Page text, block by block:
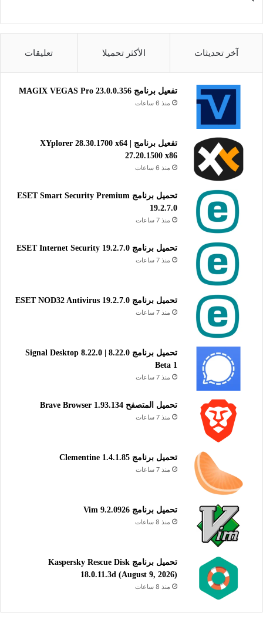
آخر تحديثات الأكثر تحميلا تعليقات
تفعيل برنامج MAGIX VEGAS Pro 23.0.0.356
منذ 6 ساعات
تفعيل برنامج XYplorer 28.30.1700 x64 |
27.20.1500 x86
منذ 6 ساعات
تحميل برنامج ESET Smart Security Premium
19.2.7.0
منذ 7 ساعات
تحميل برنامج ESET Internet Security 19.2.7.0
منذ 7 ساعات
تحميل برنامج ESET NOD32 Antivirus 19.2.7.0
منذ 7 ساعات
تحميل برنامج Signal Desktop 8.22.0 | 8.22.0
Beta 1
منذ 7 ساعات
تحميل المتصفح Brave Browser 1.93.134
منذ 7 ساعات
تحميل برنامج Clementine 1.4.1.85
منذ 7 ساعات
تحميل برنامج Vim 9.2.0926
منذ 8 ساعات
تحميل برنامج Kaspersky Rescue Disk
18.0.11.3d (August 9, 2026)
منذ 8 ساعات